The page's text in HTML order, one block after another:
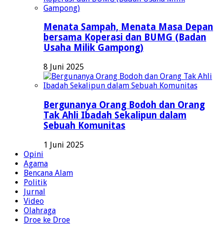
Menata Sampah, Menata Masa Depan
bersama Koperasi dan BUMG (Badan
Usaha Milik Gampong)
8 Juni 2025
Bergunanya Orang Bodoh dan Orang
Tak Ahli Ibadah Sekalipun dalam
Sebuah Komunitas
1 Juni 2025
Opini
Agama
Bencana Alam
Politik
Jurnal
Video
Olahraga
Droe ke Droe